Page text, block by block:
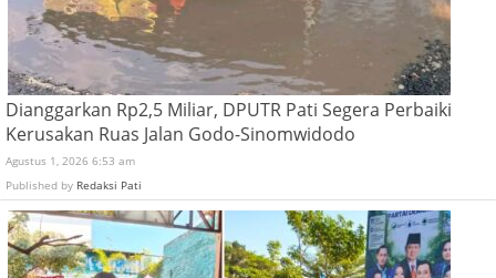
Dianggarkan Rp2,5 Miliar, DPUTR Pati Segera Perbaiki
Kerusakan Ruas Jalan Godo-Sinomwidodo
Agustus 1, 2026 6:53 am
Published by Redaksi Pati